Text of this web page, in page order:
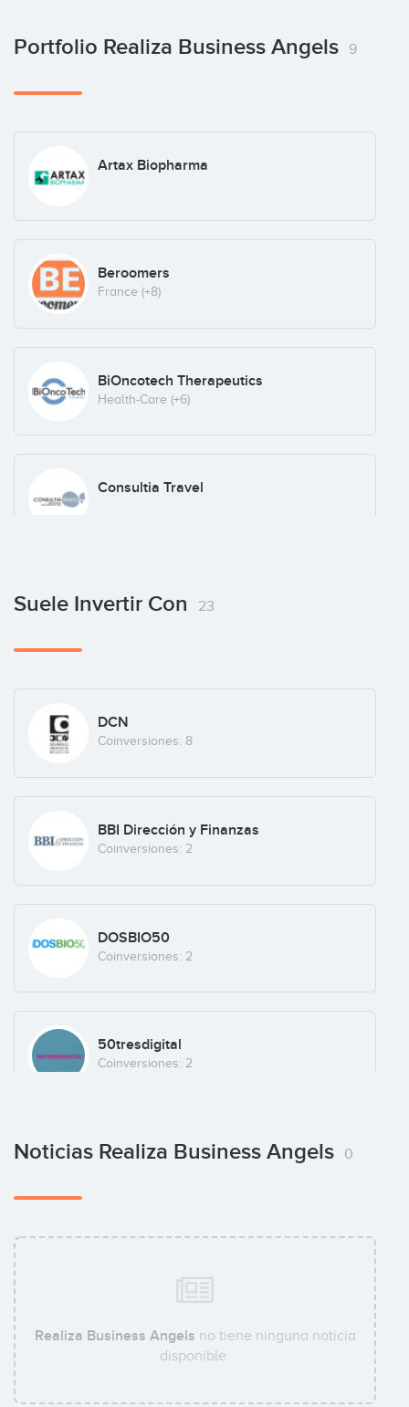
Portfolio Realiza Business Angels 9
Artax Biopharma
Beroomers
France (+8)
BiOncotech Therapeutics
Health-Care (+6)
Consultia Travel
Encom
Spain
Engagement (+11)
Retail (+4)
Spain (+4)
Suele Invertir Con 23
DCN
Coinversiones: 8
BBI Dirección y Finanzas
Coinversiones: 2
DOSBIO50
Coinversiones: 2
50tresdigital
Coinversiones: 2
Plug and Play Spain
Coinversiones: 2
Andreas Mihalovits
Noticias Realiza Business Angels 0
Realiza Business Angels no tiene ninguna noticia
disponible.